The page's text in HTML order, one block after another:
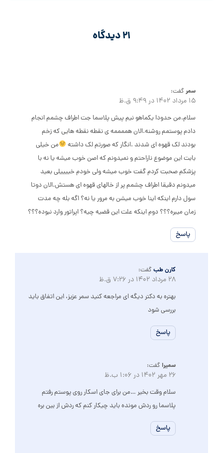
21 دیدگاه
سمر گفت:
15 مرداد 1402 در 9:49 ق.ظ
سلام.من حدودا یکماهو نیم پیش پلاسما جت اطراف چشمم انجام
دادم پوستمم روشنه.الان هممممه ی نقطه نقطه هایی که زخم
بودند لک قهوه ای شدند .انگار که صورتم لک داشته
من خیلی
بابت این موضوع ناراحتم و نمیدونم که اصن خوب میشه یا نه با
پزشکم صحبت کردم گفت خوب میشه ولی خودم خییییلی بعید
میدونم دقیقا اطراف چشمم پر از خالهای قهوه ای هستش.الان دوتا
سول دارم اینکه اینا خوب میشن به مرور یا نه؟ اگه بله چه مدت
زمان میبره؟؟؟ دوم اینکه علت این قضیه چیه؟ اپراتور وارد نبوده؟؟؟
پاسخ
کارن طب گفت:
28 مرداد 1402 در 7:26 ق.ظ
بهتره به دکتر دیگه ای مراجعه کنید سمر عزیز، این اتفاق باید
بررسی شود
پاسخ
سمیرا گفت:
26 مهر 1402 در 1:06 ب.ظ
سلام وقت بخیر …من برای جای اسکار روی پوستم رفتم
پلاسما رو ردش مونده باید چیکار کنم که ردش از بین بره
پاسخ